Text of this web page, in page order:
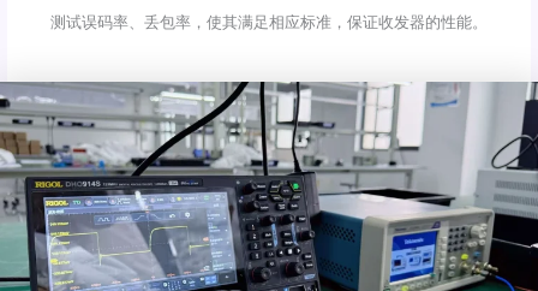
测试误码率、丢包率，使其满足相应标准，保证收发器的性能。